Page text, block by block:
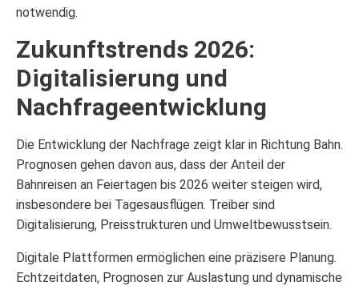
notwendig.
Zukunftstrends 2026:
Digitalisierung und
Nachfrageentwicklung
Die Entwicklung der Nachfrage zeigt klar in Richtung Bahn.
Prognosen gehen davon aus, dass der Anteil der
Bahnreisen an Feiertagen bis 2026 weiter steigen wird,
insbesondere bei Tagesausflügen. Treiber sind
Digitalisierung, Preisstrukturen und Umweltbewusstsein.
Digitale Plattformen ermöglichen eine präzisere Planung.
Echtzeitdaten, Prognosen zur Auslastung und dynamische